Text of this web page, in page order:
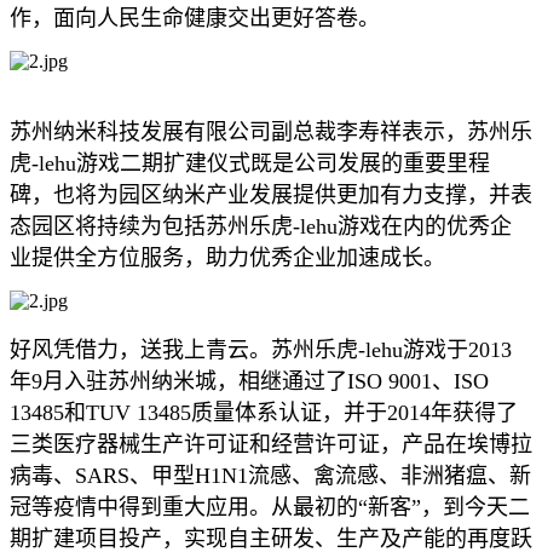
作，面向人民生命健康交出更好答卷。
苏州纳米科技发展有限公司副总裁李寿祥表示，苏州乐
虎-lehu游戏二期扩建仪式既是公司发展的重要里程
碑，也将为园区纳米产业发展提供更加有力支撑，并表
态园区将持续为包括苏州乐虎-lehu游戏在内的优秀企
业提供全方位服务，助力优秀企业加速成长。
好风凭借力，送我上青云。苏州乐虎-lehu游戏于2013
年9月入驻苏州纳米城，相继通过了ISO 9001、ISO
13485和TUV 13485质量体系认证，并于2014年获得了
三类医疗器械生产许可证和经营许可证，产品在埃博拉
病毒、SARS、甲型H1N1流感、禽流感、非洲猪瘟、新
冠等疫情中得到重大应用。从最初的“新客”，到今天二
期扩建项目投产，实现自主研发、生产及产能的再度跃